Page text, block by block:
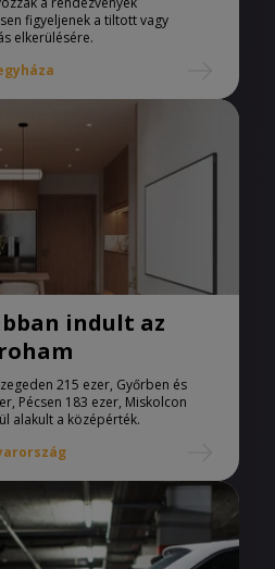
figyeljenek a tiltott vagy
elkerülésére.
indult az
215 ezer, Győrben és
Pécsen 183 ezer, Miskolcon
alakult a középérték.